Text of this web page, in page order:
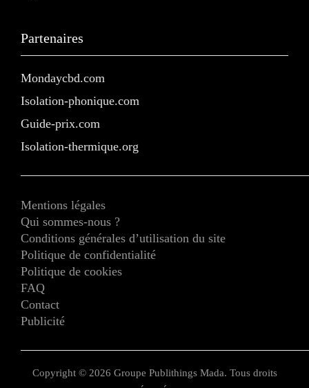
Partenaires
Mondaycbd.com
Isolation-phonique.com
Guide-prix.com
Isolation-thermique.org
Mentions légales
Qui sommes-nous ?
Conditions générales d’utilisation du site
Politique de confidentialité
Politique de cookies
FAQ
Contact
Publicité
Copyright © 2026 Groupe Publithings Mada. Tous droits